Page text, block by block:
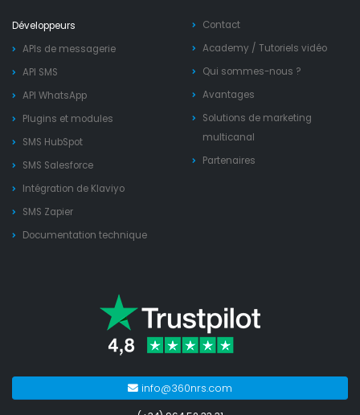
Développeurs
APIs de messagerie
API SMS
API WhatsApp
Plugins et modules
SMS HubSpot
SMS Salesforce
Intégration de Klaviyo
SMS Zapier
Documentation technique
Contact
Academy / Tutoriels vidéo
Qui sommes-nous ?
Avantages
Solutions de marketing
multicanal
Partenaires
info@360nrs.com